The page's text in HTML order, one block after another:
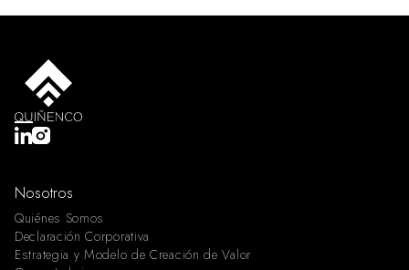
Nosotros
Quiénes Somos
Declaración Corporativa
Estrategia y Modelo de Creación de Valor